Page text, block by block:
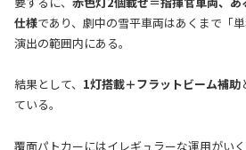
仕様であり、劇中の雪平車両はあくまで「
演出の範囲内にある。
結果として、 1灯搭載＋フラットビーム補助
ている。
覆面パトカーにはイレギュラーな運用がい